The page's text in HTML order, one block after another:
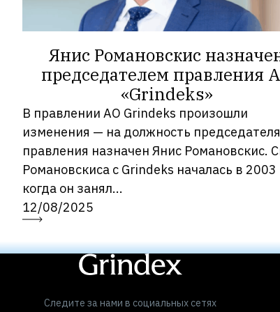
Янис Романовскис
председателем правления
«Grindeks»
В правлении АО Grindeks произошли
изменения — на должность председателя
правления назначен Янис Романовскис.
Романовскиса с Grindeks началась в 2003
когда он занял...
12/08/2025
Следите за нами в социальных сетях